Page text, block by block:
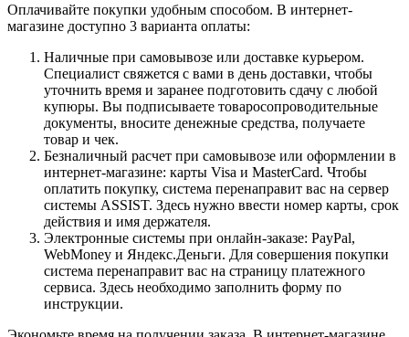
Оплачивайте покупки удобным способом. В интернет-
магазине доступно 3 варианта оплаты:
Наличные при самовывозе или доставке курьером.
Специалист свяжется с вами в день доставки, чтобы
уточнить время и заранее подготовить сдачу с любой
купюры. Вы подписываете товаросопроводительные
документы, вносите денежные средства, получаете
товар и чек.
Безналичный расчет при самовывозе или оформлении в
интернет-магазине: карты Visa и MasterCard. Чтобы
оплатить покупку, система перенаправит вас на сервер
системы ASSIST. Здесь нужно ввести номер карты, срок
действия и имя держателя.
Электронные системы при онлайн-заказе: PayPal,
WebMoney и Яндекс.Деньги. Для совершения покупки
система перенаправит вас на страницу платежного
сервиса. Здесь необходимо заполнить форму по
инструкции.